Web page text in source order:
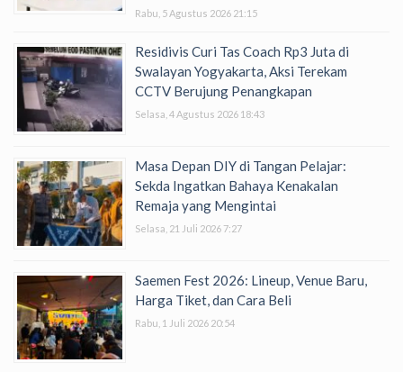
Rabu, 5 Agustus 2026 21:15
Residivis Curi Tas Coach Rp3 Juta di
Swalayan Yogyakarta, Aksi Terekam
CCTV Berujung Penangkapan
Selasa, 4 Agustus 2026 18:43
Masa Depan DIY di Tangan Pelajar:
Sekda Ingatkan Bahaya Kenakalan
Remaja yang Mengintai
Selasa, 21 Juli 2026 7:27
Saemen Fest 2026: Lineup, Venue Baru,
Harga Tiket, dan Cara Beli
Rabu, 1 Juli 2026 20:54